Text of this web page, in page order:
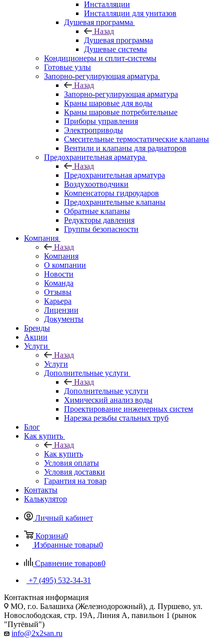
Инсталляции
Инсталляции для унитазов
Душевая программа
Назад
Душевая программа
Душевые системы
Кондиционеры и сплит-системы
Готовые узлы
Запорно-регулирующая арматура
Назад
Запорно-регулирующая арматура
Краны шаровые для воды
Краны шаровые потребительные
Приборы управления
Электроприводы
Смесительные термостатические клапаны
Вентили и клапаны для радиаторов
Предохранительная арматура
Назад
Предохранительная арматура
Воздухоотводчики
Компенсаторы гидроударов
Предохранительные клапаны
Обратные клапаны
Редукторы давления
Группы безопасности
Компания
Назад
Компания
О компании
Новости
Команда
Отзывы
Карьера
Лицензии
Документы
Бренды
Акции
Услуги
Назад
Услуги
Дополнительные услуги
Назад
Дополнительные услуги
Химический анализ воды
Проектирование инженерных систем
Нарезка резьбы стальных труб
Блог
Как купить
Назад
Как купить
Условия оплаты
Условия доставки
Гарантия на товар
Контакты
Калькулятор
Личный кабинет
Корзина0
Избранные товары0
Сравнение товаров0
+7 (495) 532‑34‑31
Контактная информация
МО, г.о. Балашиха (Железнодорожный), д. Пуршево, ул.
Новослободская, стр. 19А, Линия А, павильон 1 (рынок
"Путёвый")
info@2x2san.ru